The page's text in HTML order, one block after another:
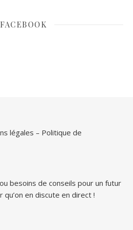
FACEBOOK
légales – Politique de
besoins de conseils pour un futur
qu’on en discute en direct !